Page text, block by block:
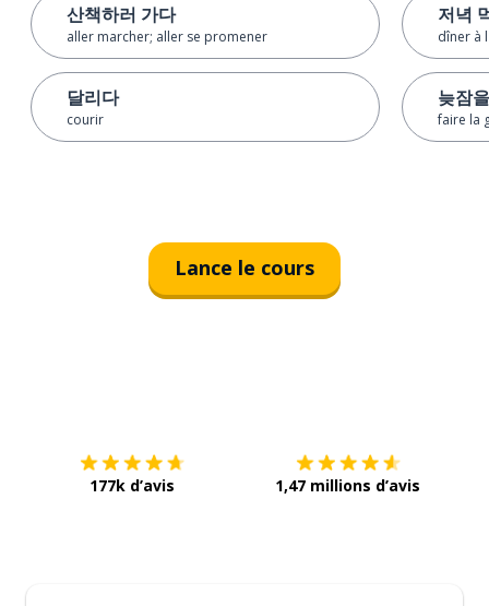
산책하러 가다
aller marcher; aller se promener
달리다
courir
저녁
dîner à
늦잠
faire la
Lance le cours
177k d’avis 1,47 millions d’avis